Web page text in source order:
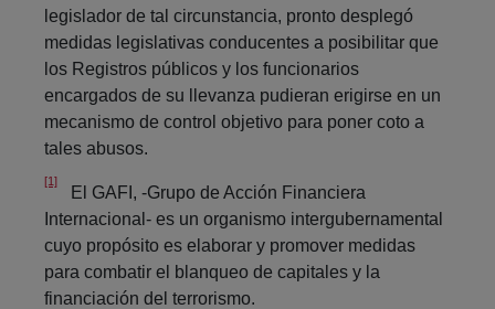
legislador de tal circunstancia, pronto desplegó
medidas legislativas conducentes a posibilitar que
los Registros públicos y los funcionarios
encargados de su llevanza pudieran erigirse en un
mecanismo de control objetivo para poner coto a
tales abusos.
[1]
El GAFI, -Grupo de Acción Financiera
Internacional- es un organismo intergubernamental
cuyo propósito es elaborar y promover medidas
para combatir el blanqueo de capitales y la
financiación del terrorismo.